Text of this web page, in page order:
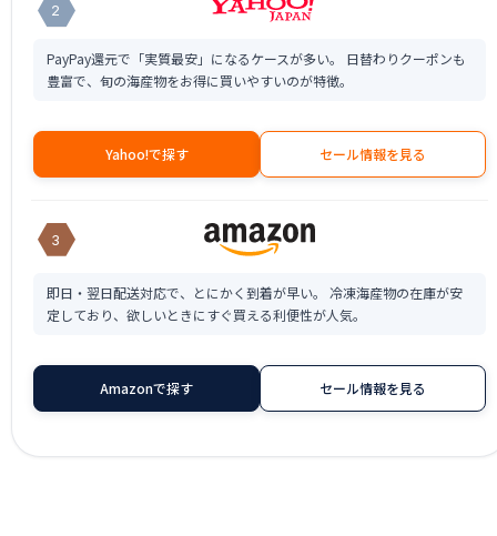
2
PayPay還元で「実質最安」になるケースが多い。 日替わりクーポンも
豊富で、旬の海産物をお得に買いやすいのが特徴。
Yahoo!で探す セール情報を見る
3
即日・翌日配送対応で、とにかく到着が早い。 冷凍海産物の在庫が安
定しており、欲しいときにすぐ買える利便性が人気。
Amazonで探す セール情報を見る